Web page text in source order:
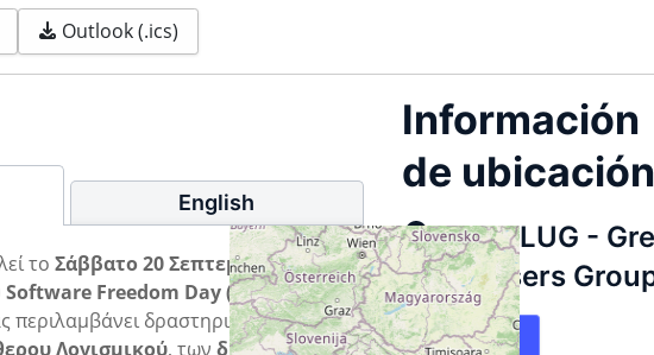
Outlook (.ics)
English
το Σάββατο 20 Σεπτεμβρίου
Software Freedom Day (SFD) 2025!
δραστηριότητες για
Λογισμικού, των διανομών
Información
de ubicación
GreekLUG -
Linux Users
Mapa